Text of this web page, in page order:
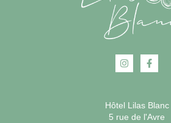
Hôtel Lilas Blanc
5 rue de l'Avre